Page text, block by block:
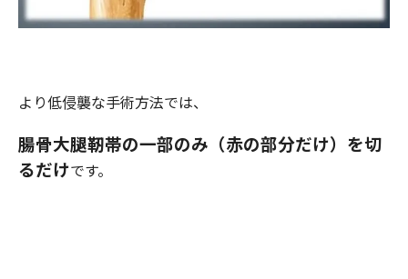
より低侵襲な手術方法では、
腸骨大腿靭帯の一部のみ（赤の部分だけ）を切
るだけです。